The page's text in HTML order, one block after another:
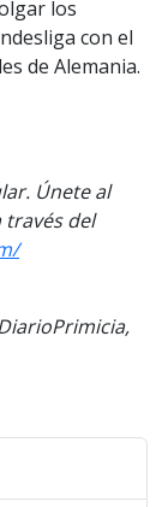
los
con el
de Alemania.
Únete al
través del